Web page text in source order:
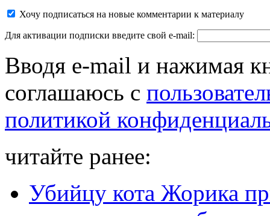
Хочу подписаться на новые комментарии к материалу
Для активации подписки введите свой e-mail:
Вводя e-mail и нажимая
соглашаюсь с
политикой
читайте ранее:
Убийцу кота Жорика